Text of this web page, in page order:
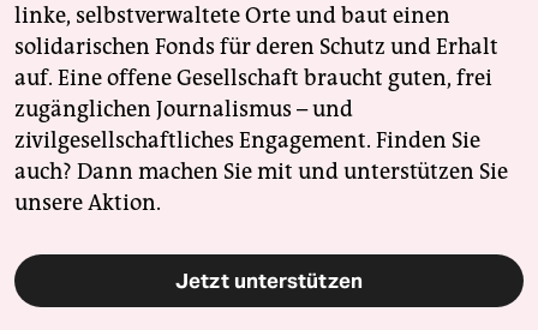
linke, selbstverwaltete Orte und baut einen
solidarischen Fonds für deren Schutz und Erhalt
auf. Eine offene Gesellschaft braucht guten, frei
zugänglichen Journalismus – und
zivilgesellschaftliches Engagement. Finden Sie
auch? Dann machen Sie mit und unterstützen Sie
unsere Aktion.
Jetzt unterstützen